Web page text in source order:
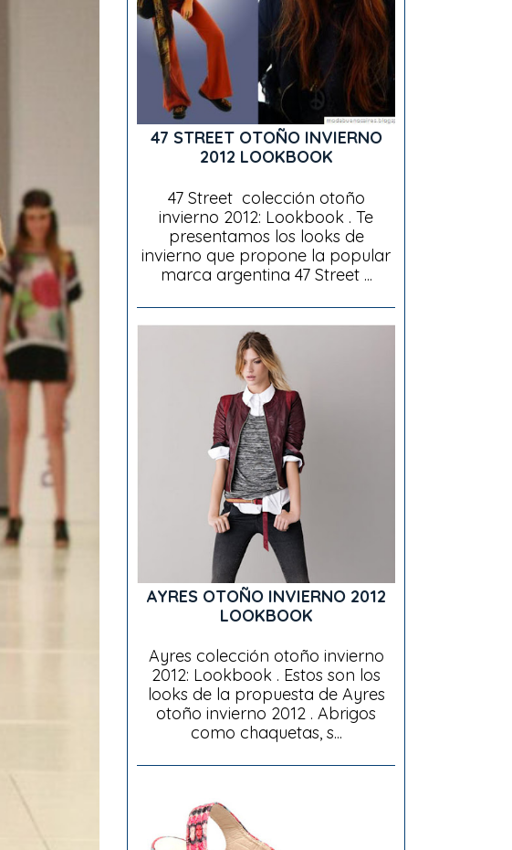
47 STREET OTOÑO INVIERNO
2012 LOOKBOOK
47 Street colección otoño
invierno 2012: Lookbook . Te
presentamos los looks de
invierno que propone la popular
marca argentina 47 Street ...
AYRES OTOÑO INVIERNO 2012
LOOKBOOK
Ayres colección otoño invierno
2012: Lookbook . Estos son los
looks de la propuesta de Ayres
otoño invierno 2012 . Abrigos
como chaquetas, s...